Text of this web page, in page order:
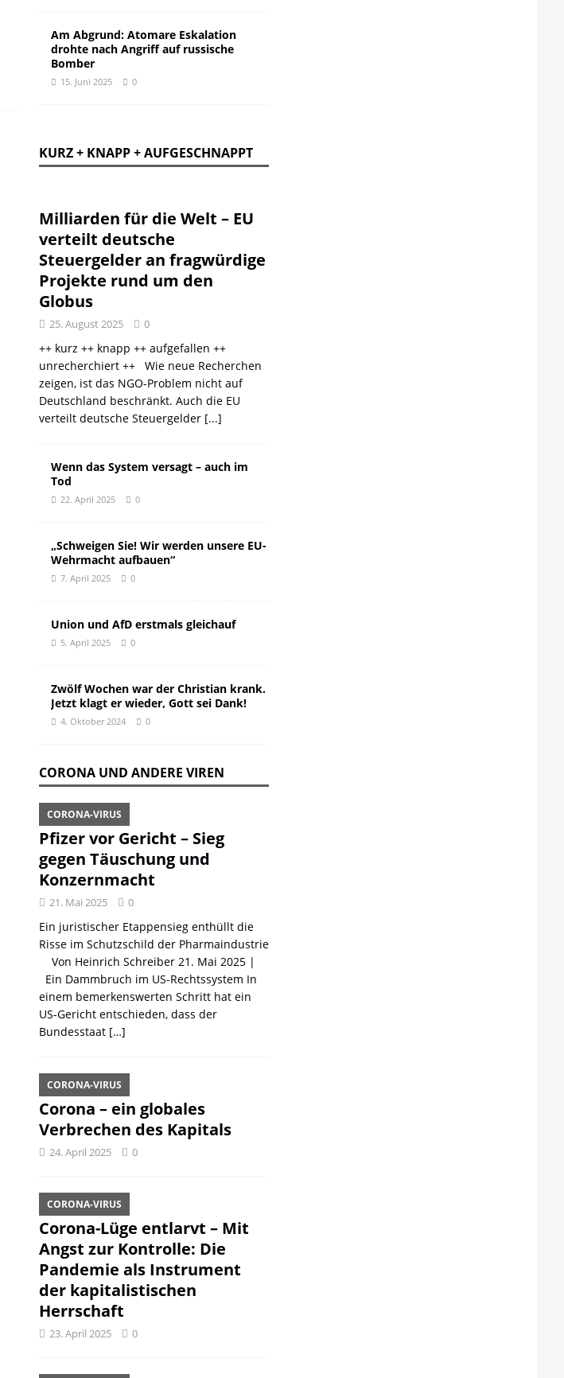
Am Abgrund: Atomare Eskalation
drohte nach Angriff auf russische
Bomber
15. Juni 2025 0
KURZ + KNAPP + AUFGESCHNAPPT
Milliarden für die Welt – EU
verteilt deutsche
Steuergelder an fragwürdige
Projekte rund um den
Globus
25. August 2025 0
++ kurz ++ knapp ++ aufgefallen ++
unrecherchiert ++ Wie neue Recherchen
zeigen, ist das NGO-Problem nicht auf
Deutschland beschränkt. Auch die EU
verteilt deutsche Steuergelder [...]
Wenn das System versagt – auch im
Tod
22. April 2025 0
„Schweigen Sie! Wir werden unsere EU-
Wehrmacht aufbauen“
7. April 2025 0
Union und AfD erstmals gleichauf
5. April 2025 0
Zwölf Wochen war der Christian krank.
Jetzt klagt er wieder, Gott sei Dank!
4. Oktober 2024 0
CORONA UND ANDERE VIREN
Pfizer vor Gericht – Sieg
gegen Täuschung und
Konzernmacht
CORONA-VIRUS
21. Mai 2025 0
Ein juristischer Etappensieg enthüllt die
Risse im Schutzschild der Pharmaindustrie
Von Heinrich Schreiber 21. Mai 2025 |
Ein Dammbruch im US-Rechtssystem In
einem bemerkenswerten Schritt hat ein
US-Gericht entschieden, dass der
Bundesstaat […]
Corona – ein globales
Verbrechen des Kapitals
CORONA-VIRUS
24. April 2025 0
Corona-Lüge entlarvt – Mit
Angst zur Kontrolle: Die
Pandemie als Instrument
der kapitalistischen
Herrschaft
CORONA-VIRUS
23. April 2025 0